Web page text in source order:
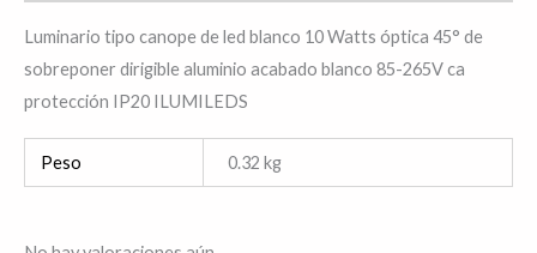
Luminario tipo canope de led blanco 10 Watts óptica 45° de
sobreponer dirigible aluminio acabado blanco 85-265V ca
protección IP20 ILUMILEDS
Peso 0.32 kg